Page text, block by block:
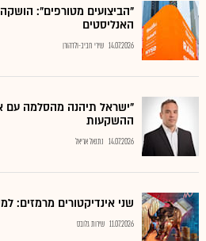
"הביצועים מטורפים":
האנליסטים
14.07.2026 שירי חביב-ולדהורן
"ישראל תיהנה מהסלמה עם
ההשקעות
14.07.2026 נתנאל אריאל
שני אינדיקטורים מרמזים:
11.07.2026 שירות גלובס